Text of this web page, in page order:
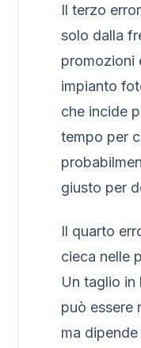
Il terzo
solo dalla
promozioni
impianto
che incide
tempo per
giusto per
Il quarto
cieca nelle
Un taglio
può essere
ma